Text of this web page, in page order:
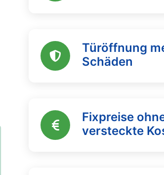
Türöffnung
Schäden
Fixpreise
versteckte